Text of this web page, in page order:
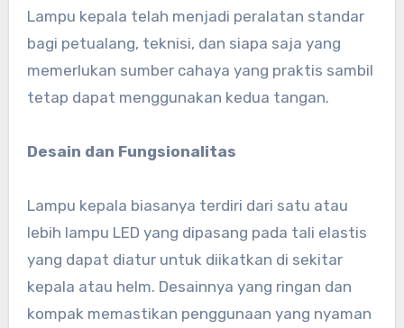
Lampu kepala telah menjadi peralatan standar
bagi petualang, teknisi, dan siapa saja yang
memerlukan sumber cahaya yang praktis sambil
tetap dapat menggunakan kedua tangan.
Desain dan Fungsionalitas
Lampu kepala biasanya terdiri dari satu atau
lebih lampu LED yang dipasang pada tali elastis
yang dapat diatur untuk diikatkan di sekitar
kepala atau helm. Desainnya yang ringan dan
kompak memastikan penggunaan yang nyaman